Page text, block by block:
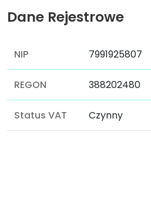
Dane Rejestrowe
NIP 7991925807
REGON 388202480
Status VAT Czynny